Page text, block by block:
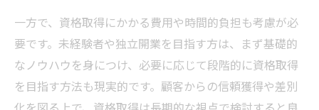
一方で、資格取得にかかる費用や時間的負担も考慮が必
要です。未経験者や独立開業を目指す方は、まず基礎的
なノウハウを身につけ、必要に応じて段階的に資格取得
を目指す方法も現実的です。顧客からの信頼獲得や差別